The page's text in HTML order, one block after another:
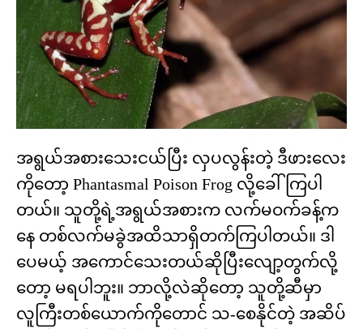
အရွယ်အစားသေးငယ်ပြီး လှပလွန်းတဲ့ ဒီဖားလေး
ကိုတော့ Phantasmal Poison Frog လို့ခေါ်ကြပါ
တယ်။ သူတို့ရဲ့အရွယ်အစားက လက်မဝက်ခန့်က
နေ တစ်လက်မခွဲအထိသာရှိတက်ကြပါတယ်။ ဒါ
ပေမယ့် အကောင်သေးတယ်ဆိုပြီးလျော့တွက်လို့
တော့ မရပါဘူး။ ဘာလို့လဲဆိုတော့ သူတို့ဆီမှာ
လူကြီးတစ်ယောက်ကိုတောင် သ-စေနိုင်တဲ့ အဆိပ်